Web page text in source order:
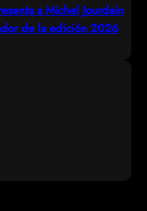
a Michel Jourdain
de la edición 2026